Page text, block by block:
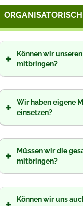
Können wir
mitbringen?
+
Wir haben eigene
einsetzen?
+
Müssen wir die
mitbringen?
+
Können wir uns